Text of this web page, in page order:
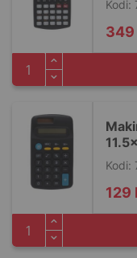
Kodi:
349
Kodi:
129